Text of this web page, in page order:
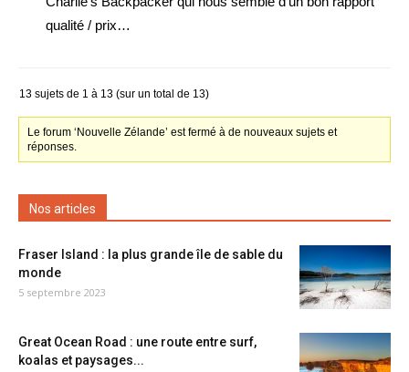
qualité / prix…
13 sujets de 1 à 13 (sur un total de 13)
Le forum ‘Nouvelle Zélande’ est fermé à de nouveaux sujets et
réponses.
Nos articles
Fraser Island : la plus grande île de sable du
monde
5 septembre 2023
Great Ocean Road : une route entre surf,
koalas et paysages...